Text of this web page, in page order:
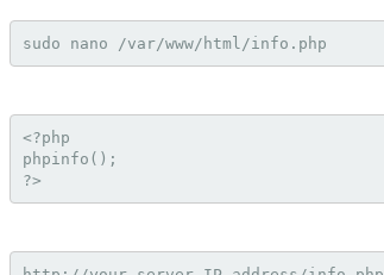
<?php
phpinfo();
?>